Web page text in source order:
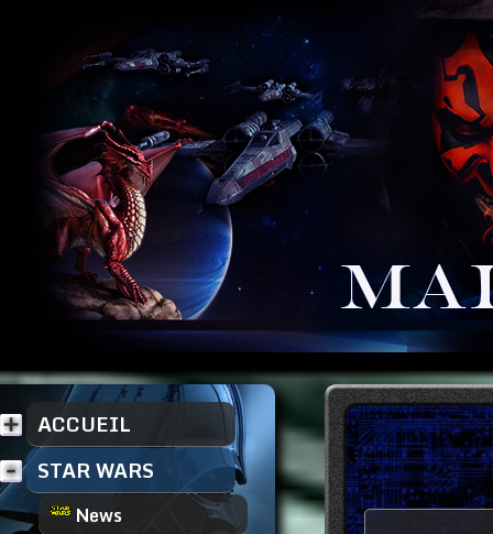
ACCUEIL
STAR WARS
News